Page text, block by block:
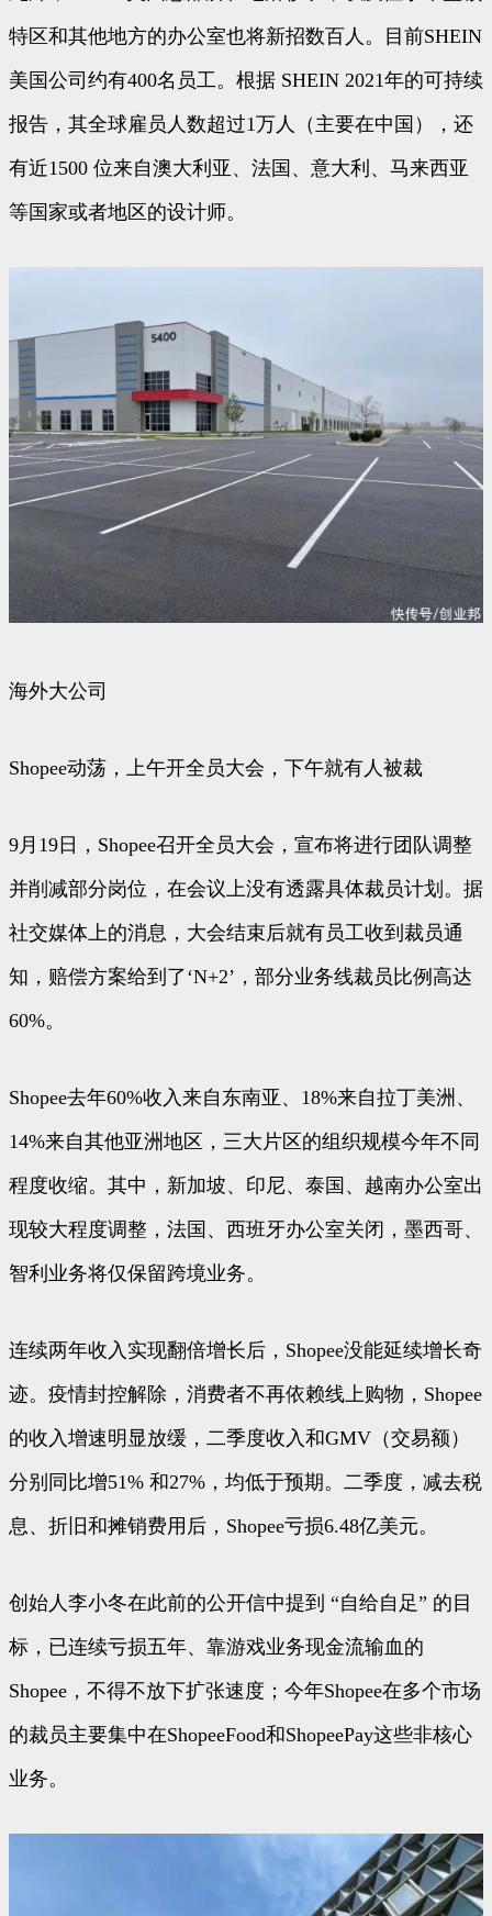
特区和其他地方的办公室也将新招数百人。目前SHEIN
美国公司约有400名员工。根据 SHEIN 2021年的可持续
报告，其全球雇员人数超过1万人（主要在中国），还
有近1500 位来自澳大利亚、法国、意大利、马来西亚
等国家或者地区的设计师。
海外大公司
Shopee动荡，上午开全员大会，下午就有人被裁
9月19日，Shopee召开全员大会，宣布将进行团队调整
并削减部分岗位，在会议上没有透露具体裁员计划。据
社交媒体上的消息，大会结束后就有员工收到裁员通
知，赔偿方案给到了‘N+2’，部分业务线裁员比例高达
60%。
Shopee去年60%收入来自东南亚、18%来自拉丁美洲、
14%来自其他亚洲地区，三大片区的组织规模今年不同
程度收缩。其中，新加坡、印尼、泰国、越南办公室出
现较大程度调整，法国、西班牙办公室关闭，墨西哥、
智利业务将仅保留跨境业务。
连续两年收入实现翻倍增长后，Shopee没能延续增长奇
迹。疫情封控解除，消费者不再依赖线上购物，Shopee
的收入增速明显放缓，二季度收入和GMV（交易额）
分别同比增51% 和27%，均低于预期。二季度，减去税
息、折旧和摊销费用后，Shopee亏损6.48亿美元。
创始人李小冬在此前的公开信中提到 “自给自足” 的目
标，已连续亏损五年、靠游戏业务现金流输血的
Shopee，不得不放下扩张速度；今年Shopee在多个市场
的裁员主要集中在ShopeeFood和ShopeePay这些非核心
业务。